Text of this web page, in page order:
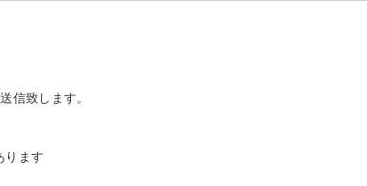
信致します。
ります